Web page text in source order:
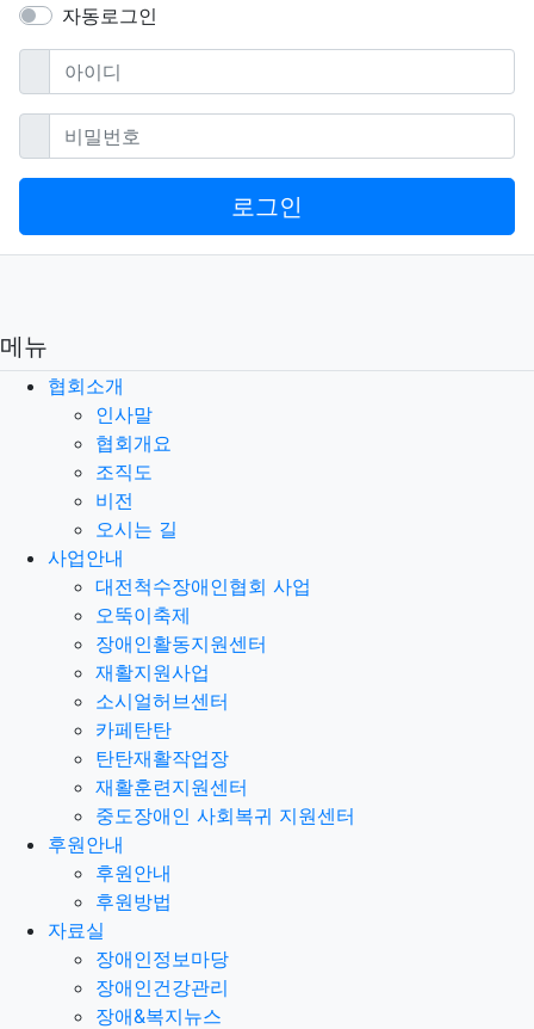
자동로그인
아이디필수
비밀번호필수
로그인
메뉴
협회소개
인사말
협회개요
조직도
비전
오시는 길
사업안내
대전척수장애인협회 사업
오뚝이축제
장애인활동지원센터
재활지원사업
소시얼허브센터
카페탄탄
탄탄재활작업장
재활훈련지원센터
중도장애인 사회복귀 지원센터
후원안내
후원안내
후원방법
자료실
장애인정보마당
장애인건강관리
장애&복지뉴스